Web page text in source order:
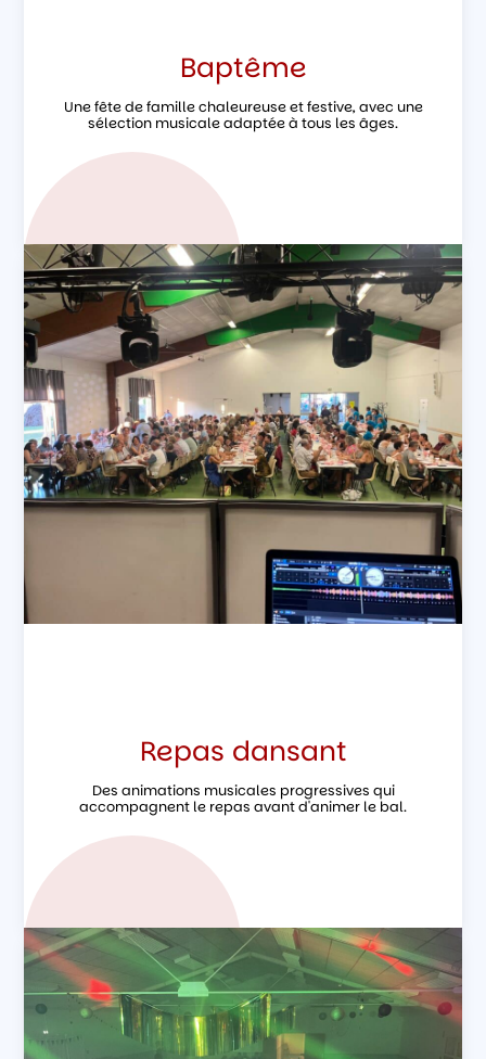
Baptême
Une fête de famille chaleureuse et festive, avec une
sélection musicale adaptée à tous les âges.
Repas dansant
Des animations musicales progressives qui
accompagnent le repas avant d'animer le bal.